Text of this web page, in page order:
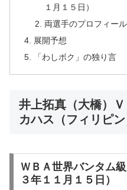
１月１５日）
両選手のプロフィール
展開予想
「わしボク」の独り言
井上拓真（大橋）
カハス（フィリピン
ＷＢＡ世界バンタム
３年１１月１５日）